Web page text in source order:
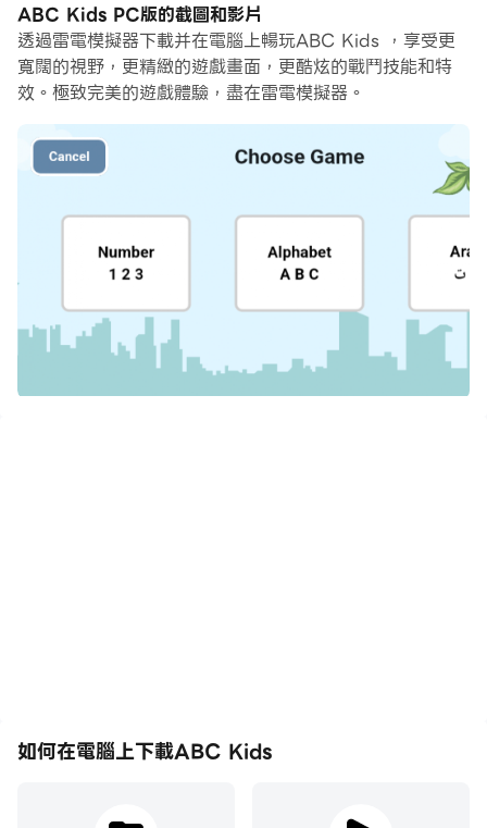
ABC Kids PC版的截圖和影片
透過雷電模擬器下載并在電腦上暢玩ABC Kids ，享受更
寬闊的視野，更精緻的遊戲畫面，更酷炫的戰鬥技能和特
效。極致完美的遊戲體驗，盡在雷電模擬器。
如何在電腦上下載ABC Kids